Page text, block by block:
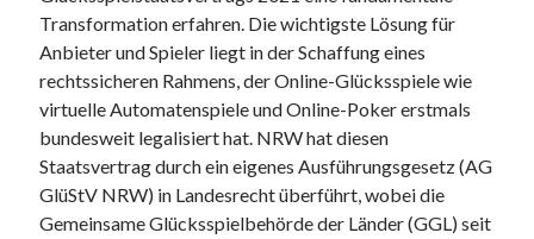
Perfecting the Maillard Reaction in French Onion Soup
Recent Comments
Archives
Transformation erfahren. Die wichtigste Lösung für
Anbieter und Spieler liegt in der Schaffung eines
rechtssicheren Rahmens, der Online-Glücksspiele wie
virtuelle Automatenspiele und Online-Poker erstmals
bundesweit legalisiert hat. NRW hat diesen
Staatsvertrag durch ein eigenes Ausführungsgesetz (AG
GlüStV NRW) in Landesrecht überführt, wobei die
Gemeinsame Glücksspielbehörde der Länder (GGL) seit